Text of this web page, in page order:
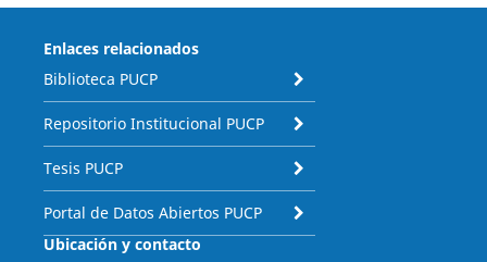
Enlaces relacionados
Biblioteca PUCP
Repositorio Institucional PUCP
Tesis PUCP
Portal de Datos Abiertos PUCP
Ubicación y contacto